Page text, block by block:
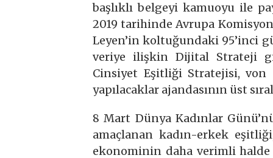
başlıklı belgeyi kamuoyu ile
2019 tarihinde Avrupa
Leyen’in koltuğundaki 95’inci
veriye ilişkin Dijital Strateji
Cinsiyet Eşitliği Stratejisi, von
yapılacaklar ajandasının üst
8 Mart Dünya Kadınlar
amaçlanan kadın-erkek
ekonominin daha verimli halde